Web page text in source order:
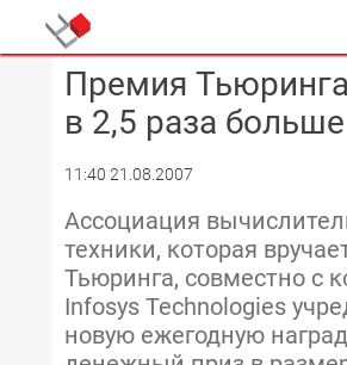
Премия
в 2,5 раза больше
11:40 21.08.2007
Ассоциация
техники, которая
Тьюринга, совместно с
Infosys Technologies
новую ежегодную